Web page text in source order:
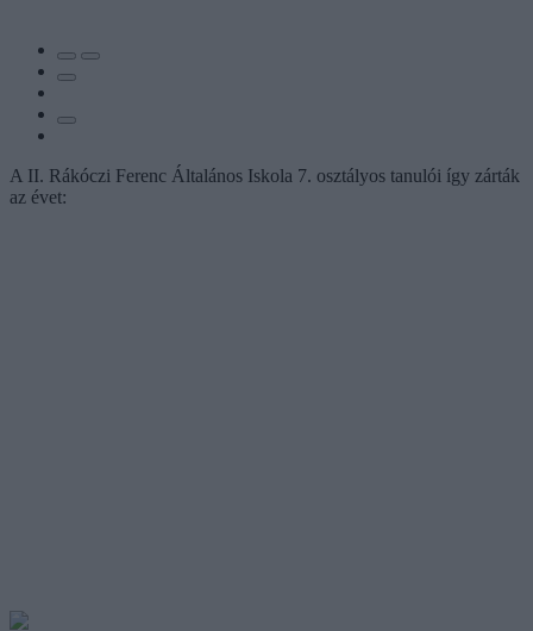
A II. Rákóczi Ferenc Általános Iskola 7. osztályos tanulói így zárták
az évet: